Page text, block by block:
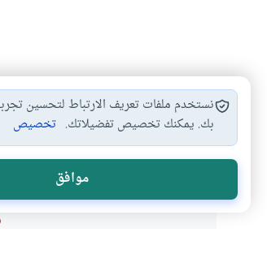
أحكام العمرة والحج
نستخدم ملفات تعريف الارتباط لتحسين
بك. يمكنك تخصيص تفضيلاتك. تخصيص
موافق